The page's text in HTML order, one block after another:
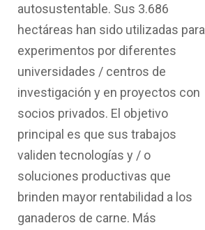
autosustentable. Sus 3.686
hectáreas han sido utilizadas para
experimentos por diferentes
universidades / centros de
investigación y en proyectos con
socios privados. El objetivo
principal es que sus trabajos
validen tecnologías y / o
soluciones productivas que
brinden mayor rentabilidad a los
ganaderos de carne. Más